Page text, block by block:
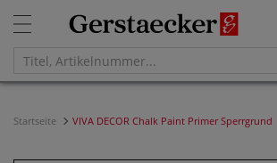
Startseite VIVA DECOR Chalk Paint Primer Sperrgrund